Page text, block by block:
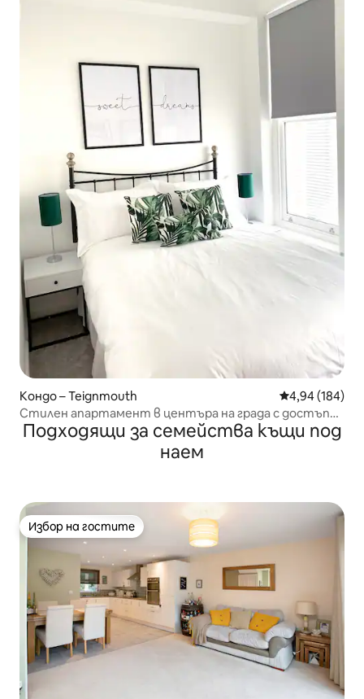
Кондо – Teignmouth Средна
4,94 (184)
Стилен апартамент в центъра на града с достъп
до асансьор.
Подходящи за семейства къщи под
наем
Избор на гостите
Избор на гостите